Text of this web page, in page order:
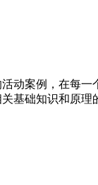
动案例，在每
基础知识和原